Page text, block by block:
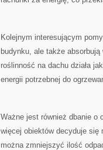
Kolejnym interesującym
budynku, ale także
roślinność na⁣ dachu działa
energii potrzebnej⁢ do
Ważne jest również‌ dbanie o
więcej obiektów decyduje się
można​ zmniejszyć ilość